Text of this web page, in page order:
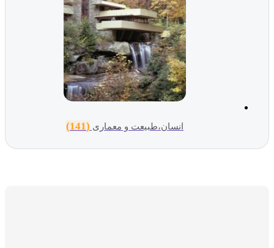
انسان،طبیعت و معماری (141)